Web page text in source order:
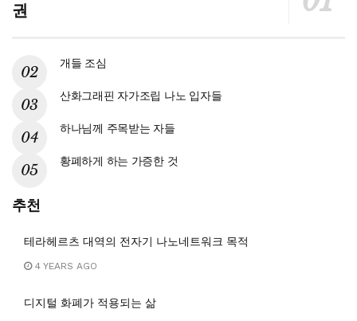
권
개들 조심
산화그래핀 자가조립 나노 입자들
하나님께 주목받는 자들
황폐하게 하는 가증한 것
추천
테라헤르츠 대역의 전자기 나노네트워크 목적
4 YEARS AGO
디지털 화폐가 적용되는 삶